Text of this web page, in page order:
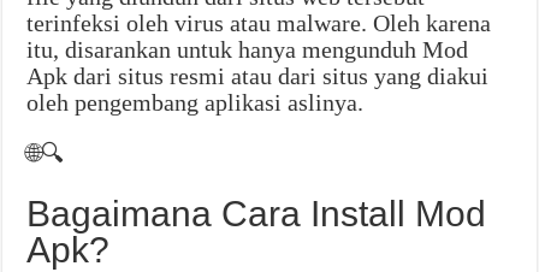
terinfeksi oleh virus atau malware. Oleh karena
itu, disarankan untuk hanya mengunduh Mod
Apk dari situs resmi atau dari situs yang diakui
oleh pengembang aplikasi aslinya.
🌐🔍
Bagaimana Cara Install Mod
Apk?